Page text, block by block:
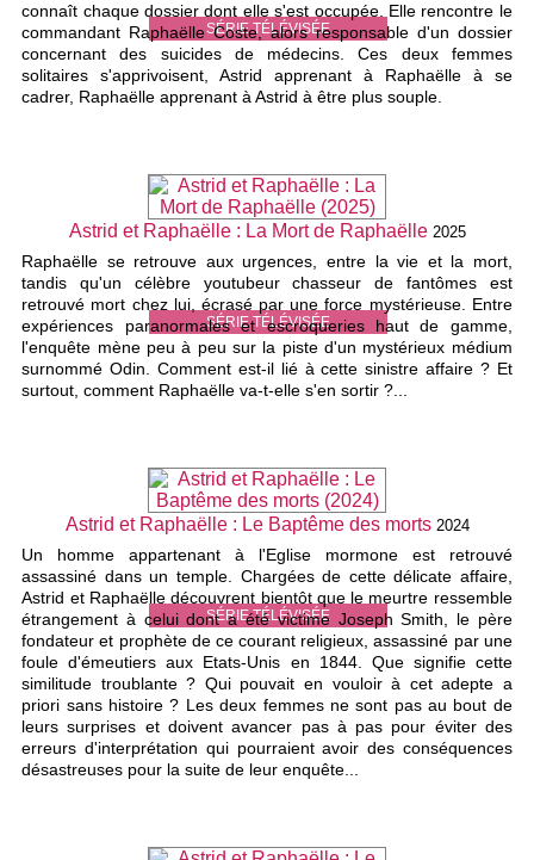
SÉRIE TÉLÉVISÉE
connaît chaque dossier dont elle s'est occupée. Elle rencontre le
commandant Raphaëlle Coste, alors responsable d'un dossier
concernant des suicides de médecins. Ces deux femmes
solitaires s'apprivoisent, Astrid apprenant à Raphaëlle à se
cadrer, Raphaëlle apprenant à Astrid à être plus souple.
SÉRIE TÉLÉVISÉE
Astrid et Raphaëlle : La Mort de Raphaëlle 2025
Raphaëlle se retrouve aux urgences, entre la vie et la mort,
tandis qu'un célèbre youtubeur chasseur de fantômes est
retrouvé mort chez lui, écrasé par une force mystérieuse. Entre
expériences paranormales et escroqueries haut de gamme,
l'enquête mène peu à peu sur la piste d'un mystérieux médium
surnommé Odin. Comment est-il lié à cette sinistre affaire ? Et
surtout, comment Raphaëlle va-t-elle s'en sortir ?...
SÉRIE TÉLÉVISÉE
Astrid et Raphaëlle : Le Baptême des morts 2024
Un homme appartenant à l'Eglise mormone est retrouvé
assassiné dans un temple. Chargées de cette délicate affaire,
Astrid et Raphaëlle découvrent bientôt que le meurtre ressemble
étrangement à celui dont a été victime Joseph Smith, le père
fondateur et prophète de ce courant religieux, assassiné par une
foule d'émeutiers aux Etats-Unis en 1844. Que signifie cette
similitude troublante ? Qui pouvait en vouloir à cet adepte a
priori sans histoire ? Les deux femmes ne sont pas au bout de
leurs surprises et doivent avancer pas à pas pour éviter des
erreurs d'interprétation qui pourraient avoir des conséquences
désastreuses pour la suite de leur enquête...